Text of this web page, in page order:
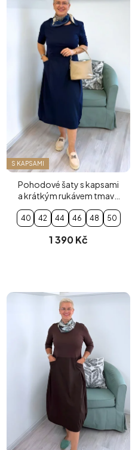
S KAPSAMI
Pohodové šaty s kapsami
a krátkým rukávem tmavě
modré
40 42 44 46 48 50
1 390 Kč